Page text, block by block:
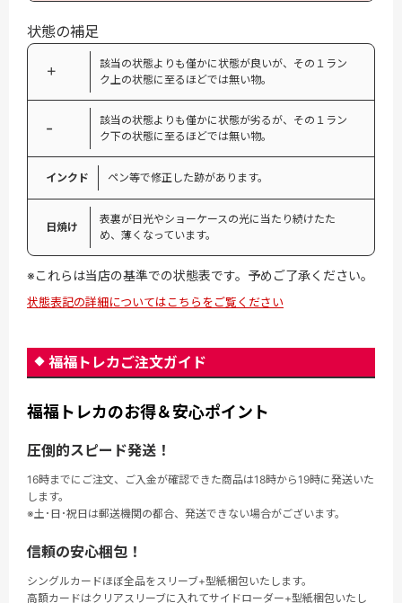
状態の補足
＋
該当の状態よりも僅かに状態が良いが、その１ラン
ク上の状態に至るほどでは無い物。
−
該当の状態よりも僅かに状態が劣るが、その１ラン
ク下の状態に至るほどでは無い物。
インクド ペン等で修正した跡があります。
日焼け
表裏が日光やショーケースの光に当たり続けたた
め、薄くなっています。
※これらは当店の基準での状態表です。予めご了承ください。
状態表記の詳細についてはこちらをご覧ください
福福トレカご注文ガイド
福福トレカのお得＆安心ポイント
圧倒的スピード発送！
16時までにご注文、ご入金が確認できた商品は18時から19時に発送いた
します。
※土･日･祝日は郵送機関の都合、発送できない場合がございます。
信頼の安心梱包！
シングルカードほぼ全品をスリーブ+型紙梱包いたします。
高額カードはクリアスリーブに入れてサイドローダー+型紙梱包いたし